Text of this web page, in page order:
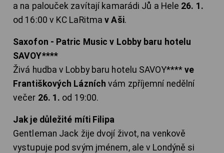
a na palouček zavítají kamarádi Jů a Hele 26. 1.
od 16:00 v KC LaRitmav Aši.
Saxofon - Patric Music v Lobby baru hotelu
SAVOY****
Živá hudba v Lobby baru hotelu SAVOY****ve
Františkových Lázních vám zpříjemní nedělní
večer 26. 1. od 19:00.
Jak je důležité míti Filipa
Gentleman Jack žije dvojí život, na venkově
vystupuje pod svým jménem, ale v Londýně si